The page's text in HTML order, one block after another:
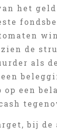
het geld
de
als
een
bij